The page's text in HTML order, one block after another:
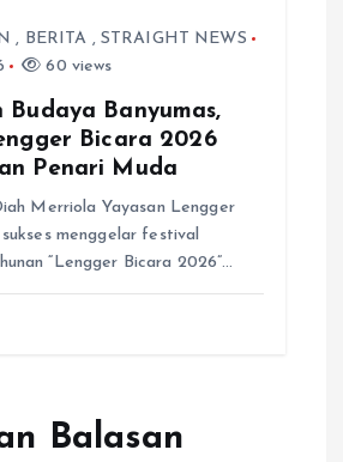
, BERITA , STRAIGHT NEWS
60 views
Budaya Banyumas,
Bicara 2026
Penari Muda
Merriola Yayasan Lengger
menggelar festival
“Lengger Bicara 2026”…
Balasan